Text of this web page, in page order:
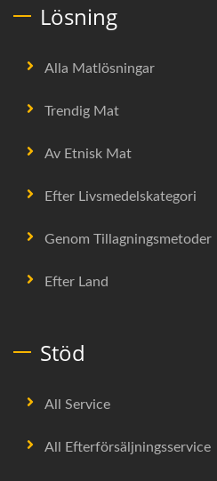
Lösning
Alla Matlösningar
Trendig Mat
Av Etnisk Mat
Efter Livsmedelskategori
Genom Tillagningsmetoder
Efter Land
Stöd
All Service
All Efterförsäljningsservice